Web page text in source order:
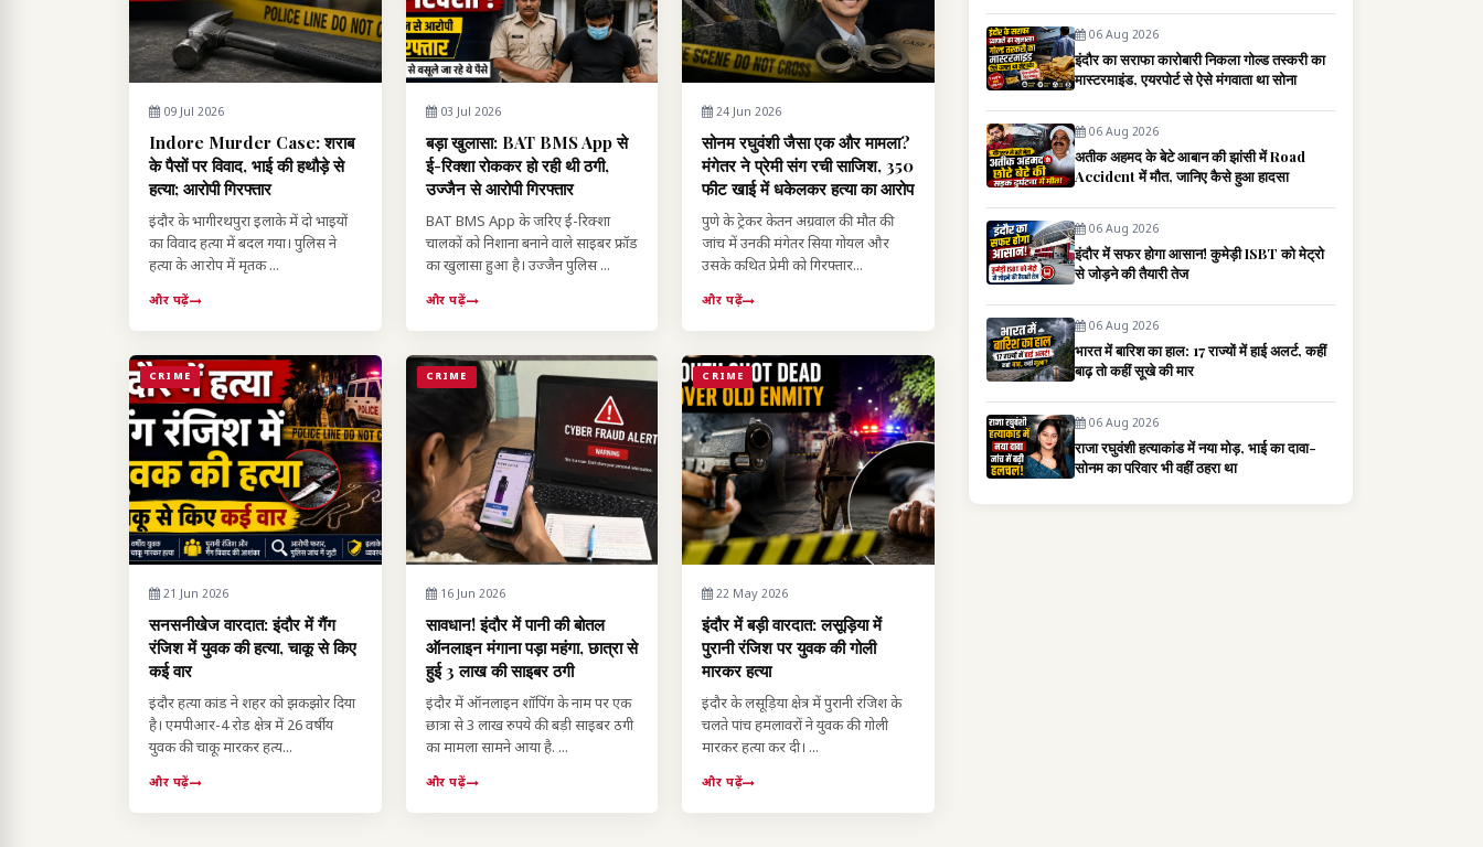
09 Jul 2026
Indore Murder Case: शराब
के पैसों पर विवाद, भाई की हथौड़े से
हत्या; आरोपी गिरफ्तार
इंदौर के भागीरथपुरा इलाके में दो भाइयों
का विवाद हत्या में बदल गया। पुलिस ने
हत्या के आरोप में मृतक ...
और पढ़ें
03 Jul 2026
बड़ा खुलासा: BAT BMS App से
ई-रिक्शा रोककर हो रही थी ठगी,
उज्जैन से आरोपी गिरफ्तार
BAT BMS App के जरिए ई-रिक्शा
चालकों को निशाना बनाने वाले साइबर फ्रॉड
का खुलासा हुआ है। उज्जैन पुलिस ...
और पढ़ें
24 Jun 2026
सोनम रघुवंशी जैसा एक और मामला?
मंगेतर ने प्रेमी संग रची साजिश, 350
फीट खाई में धकेलकर हत्या का आरोप
पुणे के ट्रेकर केतन अग्रवाल की मौत की
जांच में उनकी मंगेतर सिया गोयल और
उसके कथित प्रेमी को गिरफ्तार...
और पढ़ें
CRIME
21 Jun 2026
सनसनीखेज वारदात: इंदौर में गैंग
रंजिश में युवक की हत्या, चाकू से किए
कई वार
इंदौर हत्या कांड ने शहर को झकझोर दिया
है। एमपीआर-4 रोड क्षेत्र में 26 वर्षीय
युवक की चाकू मारकर हत्य...
और पढ़ें
CRIME
16 Jun 2026
सावधान! इंदौर में पानी की बोतल
ऑनलाइन मंगाना पड़ा महंगा, छात्रा से
हुई 3 लाख की साइबर ठगी
इंदौर में ऑनलाइन शॉपिंग के नाम पर एक
छात्रा से 3 लाख रुपये की बड़ी साइबर ठगी
का मामला सामने आया है. ...
और पढ़ें
CRIME
22 May 2026
इंदौर में बड़ी वारदात: लसूड़िया में
पुरानी रंजिश पर युवक की गोली
मारकर हत्या
इंदौर के लसूड़िया क्षेत्र में पुरानी रंजिश के
चलते पांच हमलावरों ने युवक की गोली
मारकर हत्या कर दी। ...
और पढ़ें
06 Aug 2026
इंदौर का सराफा कारोबारी निकला गोल्ड तस्करी का
मास्टरमाइंड, एयरपोर्ट से ऐसे मंगवाता था सोना
06 Aug 2026
अतीक अहमद के बेटे आबान की झांसी में Road
Accident में मौत, जानिए कैसे हुआ हादसा
06 Aug 2026
इंदौर में सफर होगा आसान! कुमेड़ी ISBT को मेट्रो
से जोड़ने की तैयारी तेज
06 Aug 2026
भारत में बारिश का हाल: 17 राज्यों में हाई अलर्ट, कहीं
बाढ़ तो कहीं सूखे की मार
06 Aug 2026
राजा रघुवंशी हत्याकांड में नया मोड़, भाई का दावा-
सोनम का परिवार भी वहीं ठहरा था